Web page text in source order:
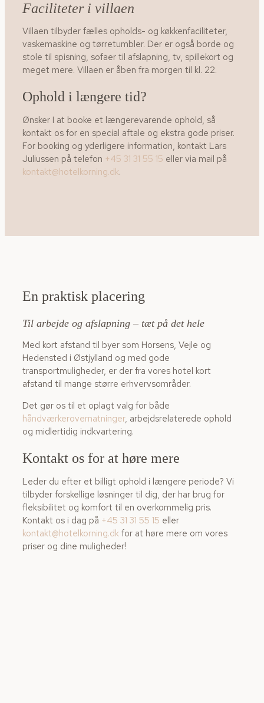
Faciliteter i villaen
Villaen tilbyder fælles opholds- og køkkenfaciliteter,
vaskemaskine og tørretumbler. Der er også borde og
stole til spisning, sofaer til afslapning, tv, spillekort og
meget mere. Villaen er åben fra morgen til kl. 22.
Ophold i længere tid?
Ønsker I at booke et længerevarende ophold, så
kontakt os for en special aftale og ekstra gode priser.
For booking og yderligere information, kontakt Lars
Juliussen på telefon +45 31 31 55 15 eller via mail på
kontakt@hotelkorning.dk.
En praktisk placering
Til arbejde og afslapning – tæt på det hele
Med kort afstand til byer som Horsens, Vejle og
Hedensted i Østjylland og med gode
transportmuligheder, er der fra vores hotel kort
afstand til mange større erhvervsområder.
Det gør os til et oplagt valg for både
håndværkerovernatninger, arbejdsrelaterede ophold
og midlertidig indkvartering.
Kontakt os for at høre mere
Leder du efter et billigt ophold i længere periode? Vi
tilbyder forskellige løsninger til dig, der har brug for
fleksibilitet og komfort til en overkommelig pris.
Kontakt os i dag på +45 31 31 55 15 eller
kontakt@hotelkorning.dk for at høre mere om vores
priser og dine muligheder!